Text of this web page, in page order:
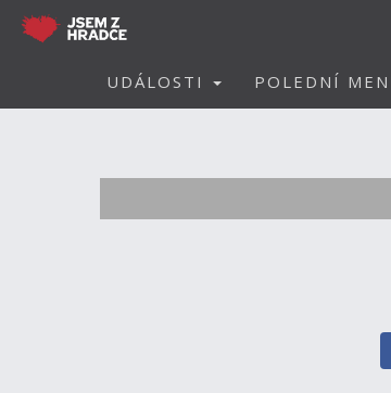
UDÁLOSTI POLEDNÍ